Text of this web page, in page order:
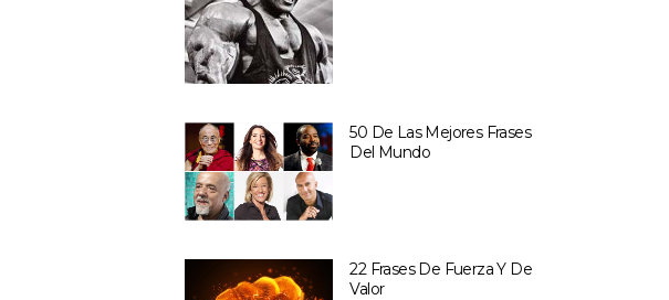
50 De Las Mejores Frases
Del Mundo
22 Frases De Fuerza Y De
Valor